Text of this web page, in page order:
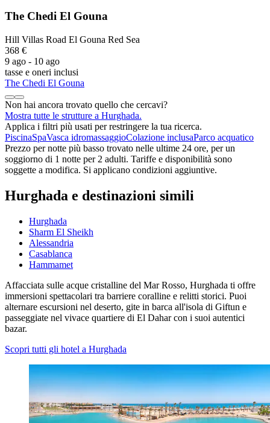
The Chedi El Gouna
Hill Villas Road El Gouna Red Sea
368 €
9 ago - 10 ago
tasse e oneri inclusi
The Chedi El Gouna
Non hai ancora trovato quello che cercavi?
Mostra tutte le strutture a Hurghada.
Applica i filtri più usati per restringere la tua ricerca.
PiscinaSpaVasca idromassaggioColazione inclusaParco acquatico
Prezzo per notte più basso trovato nelle ultime 24 ore, per un
soggiorno di 1 notte per 2 adulti. Tariffe e disponibilità sono
soggette a modifica. Si applicano condizioni aggiuntive.
Hurghada e destinazioni simili
Hurghada
Sharm El Sheikh
Alessandria
Casablanca
Hammamet
Affacciata sulle acque cristalline del Mar Rosso, Hurghada ti offre
immersioni spettacolari tra barriere coralline e relitti storici. Puoi
alternare escursioni nel deserto, gite in barca all'isola di Giftun e
passeggiate nel vivace quartiere di El Dahar con i suoi autentici
bazar.
Scopri tutti gli hotel a Hurghada